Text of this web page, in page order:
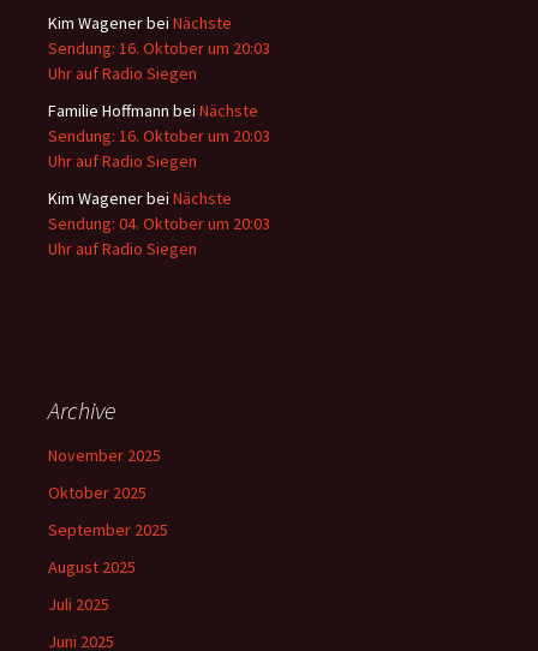
Kim Wagenerbei Nächste
Sendung: 16. Oktober um 20:03
Uhr auf Radio Siegen
Familie Hoffmann bei Nächste
Sendung: 16. Oktober um 20:03
Uhr auf Radio Siegen
Kim Wagenerbei Nächste
Sendung: 04. Oktober um 20:03
Uhr auf Radio Siegen
Archive
November 2025
Oktober 2025
September 2025
August 2025
Juli 2025
Juni 2025